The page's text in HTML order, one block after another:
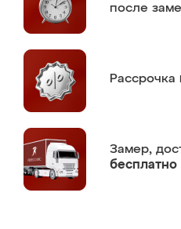
после
Рассрочка
Замер,
бесплатно